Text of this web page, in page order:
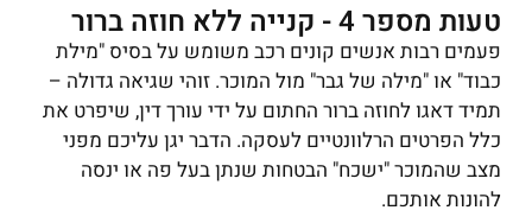
טעות מספר 4 - קנייה ללא חוזה ברור
פעמים רבות אנשים קונים רכב משומש על בסיס "מילת
כבוד" או "מילה של גבר" מול המוכר. זוהי שגיאה גדולה –
תמיד דאגו לחוזה ברור החתום על ידי עורך דין, שיפרט את
כלל הפרטים הרלוונטיים לעסקה. הדבר יגן עליכם מפני
מצב שהמוכר "ישכח" הבטחות שנתן בעל פה או ינסה
להונות אותכם.